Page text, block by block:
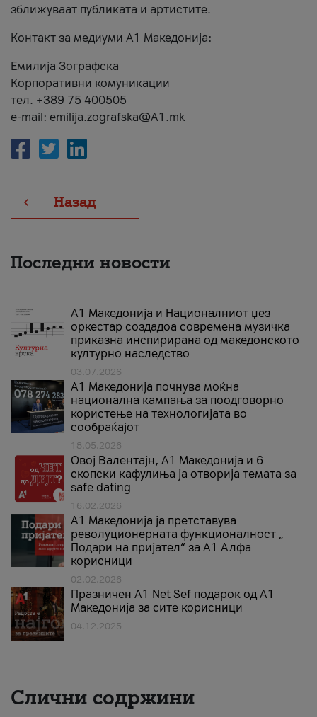
зближуваат публиката и артистите.
Контакт за медиуми А1 Македонија:
Емилија Зографска
Корпоративни комуникации
тел. +389 75 400505
e-mail: emilija.zografska@A1.mk
Назад
Последни новости
А1 Македонија и Националниот џез
оркестар создадоа современа музичка
приказна инспирирана од македонското
културно наследство
03.07.2026
A1 Македонија почнува моќна
национална кампања за поодговорно
користење на технологијата во
сообраќајот
18.05.2026
Овој Валентајн, A1 Македонија и 6
скопски кафулиња ја отворија темата за
safe dating
16.02.2026
А1 Македонија ја претставува
револуционерната функционалност „
Подари на пријател“ за А1 Алфа
корисници
02.02.2026
Празничен A1 Net Sеf подарок од А1
Македонија за сите корисници
04.12.2025
Слични содржини